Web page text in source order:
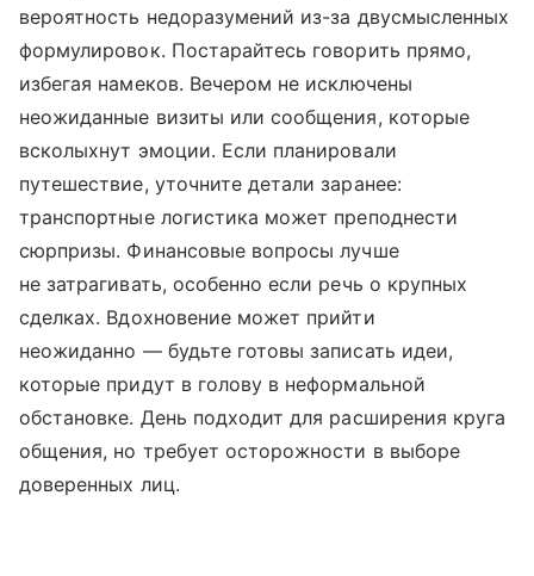
вероятность недоразумений из-за двусмысленных
формулировок. Постарайтесь говорить прямо,
избегая намеков. Вечером не исключены
неожиданные визиты или сообщения, которые
всколыхнут эмоции. Если планировали
путешествие, уточните детали заранее:
транспортные логистика может преподнести
сюрпризы. Финансовые вопросы лучше
не затрагивать, особенно если речь о крупных
сделках. Вдохновение может прийти
неожиданно — будьте готовы записать идеи,
которые придут в голову в неформальной
обстановке. День подходит для расширения круга
общения, но требует осторожности в выборе
доверенных лиц.